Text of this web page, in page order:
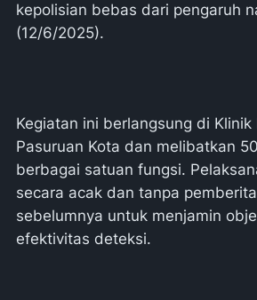
kepolisian bebas dari pengaruh
(12/6/2025).
Kegiatan ini berlangsung di Klinik
Pasuruan Kota dan melibatkan
berbagai satuan fungsi.
secara acak dan tanpa
sebelumnya untuk menjamin
efektivitas deteksi.